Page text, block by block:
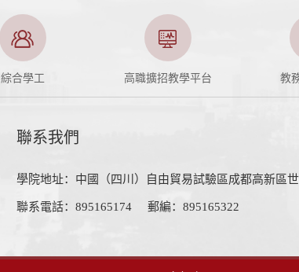
綜合學工 高職擴招教學平台 教
聯系我們
學院地址：中國（四川）自由貿易試驗區成都高新區
聯系電話：895165174 郵編：895165322